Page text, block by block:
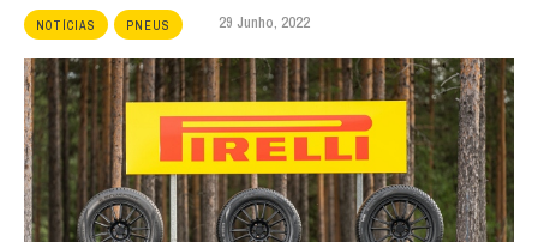
NOTÍCIAS PNEUS 29 Junho, 2022